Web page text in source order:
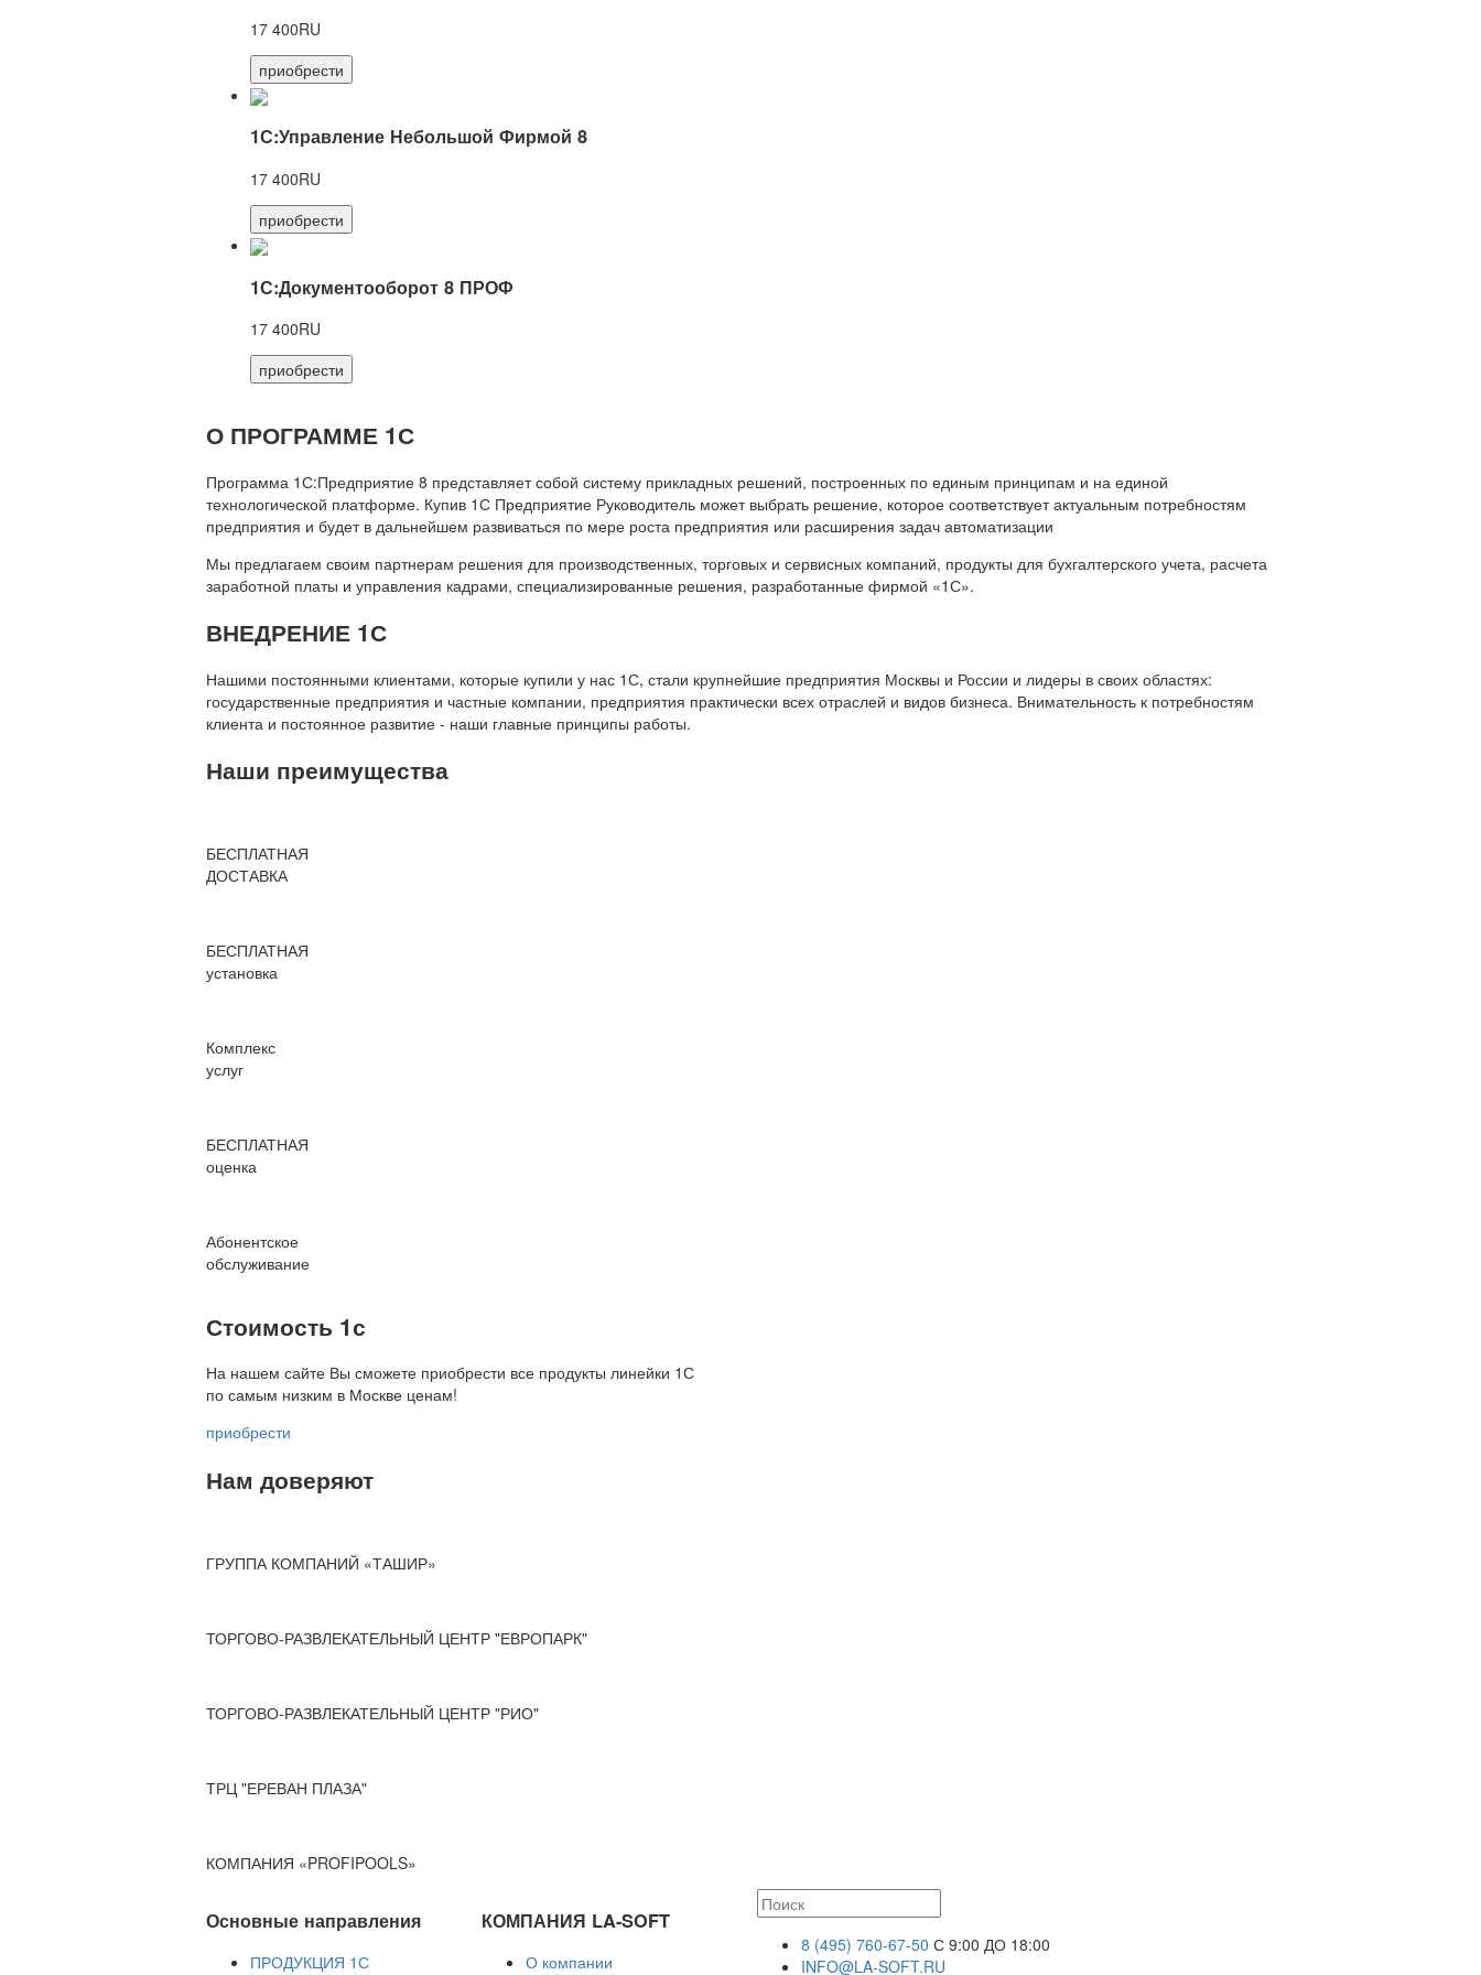
17 400RU
приобрести
1С:Управление Небольшой Фирмой 8
17 400RU
приобрести
1С:Документооборот 8 ПРОФ
17 400RU
приобрести
О ПРОГРАММЕ 1С
Программа 1С:Предприятие 8 представляет собой систему прикладных решений, построенных по единым принципам и на единой
технологической платформе. Купив 1С Предприятие Руководитель может выбрать решение, которое соответствует актуальным потребностям
предприятия и будет в дальнейшем развиваться по мере роста предприятия или расширения задач автоматизации
Мы предлагаем своим партнерам решения для производственных, торговых и сервисных компаний, продукты для бухгалтерского учета, расчета
заработной платы и управления кадрами, специализированные решения, разработанные фирмой «1С».
ВНЕДРЕНИЕ 1С
Нашими постоянными клиентами, которые купили у нас 1С, стали крупнейшие предприятия Москвы и России и лидеры в своих областях:
государственные предприятия и частные компании, предприятия практически всех отраслей и видов бизнеса. Внимательность к потребностям
клиента и постоянное развитие - наши главные принципы работы.
Наши преимущества
БЕСПЛАТНАЯ
ДОСТАВКА
БЕСПЛАТНАЯ
установка
Комплекс
услуг
БЕСПЛАТНАЯ
оценка
Абонентское
обслуживание
Стоимость 1с
На нашем сайте Вы сможете приобрести все продукты линейки 1С
по самым низким в Москве ценам!
приобрести
Нам доверяют
ГРУППА КОМПАНИЙ «ТАШИР»
ТОРГОВО-РАЗВЛЕКАТЕЛЬНЫЙ ЦЕНТР "ЕВРОПАРК"
ТОРГОВО-РАЗВЛЕКАТЕЛЬНЫЙ ЦЕНТР "РИО"
ТРЦ "ЕРЕВАН ПЛАЗА"
КОМПАНИЯ «PROFIPOOLS»
Основные направления
ПРОДУКЦИЯ 1С
КОМПАНИЯ LA-SOFT
О компании
8 (495) 760-67-50 С 9:00 ДО 18:00
INFO@LA-SOFT.RU